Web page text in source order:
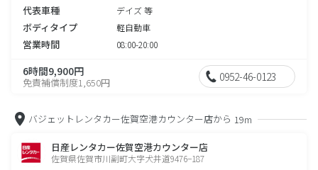
代表車種 デイズ 等
ボディタイプ 軽自動車
営業時間 08:00-20:00
6時間9,900円
免責補償制度1,650円 0952-46-0123
バジェットレンタカー佐賀空港カウンター店から 19m
日産レンタカー佐賀空港カウンター店
佐賀県佐賀市川副町大字犬井道9476−187